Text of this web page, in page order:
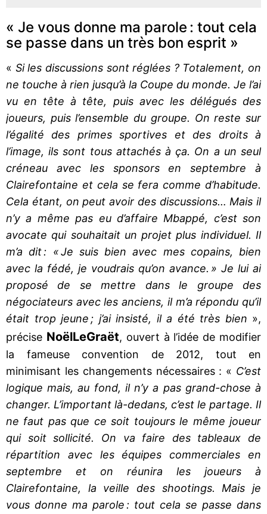
« Je vous donne ma parole : tout cela
se passe dans un très bon esprit »
« Si les discussions sont réglées ? Totalement, on
ne touche à rien jusqu’à la Coupe du monde. Je l’ai
vu en tête à tête, puis avec les délégués des
joueurs, puis l’ensemble du groupe. On reste sur
l’égalité des primes sportives et des droits à
l’image, ils sont tous attachés à ça. On a un seul
créneau avec les sponsors en septembre à
Clairefontaine et cela se fera comme d’habitude.
Cela étant, on peut avoir des discussions… Mais il
n’y a même pas eu d’affaire Mbappé, c’est son
avocate qui souhaitait un projet plus individuel. Il
m’a dit : « Je suis bien avec mes copains, bien
avec la fédé, je voudrais qu’on avance. » Je lui ai
proposé de se mettre dans le groupe des
négociateurs avec les anciens, il m’a répondu qu’il
était trop jeune ; j’ai insisté, il a été très bien »,
précise NoëlLeGraët, ouvert à l’idée de modifier
la fameuse convention de 2012, tout en
minimisant les changements nécessaires : « C’est
logique mais, au fond, il n’y a pas grand-chose à
changer. L’important là-dedans, c’est le partage. Il
ne faut pas que ce soit toujours le même joueur
qui soit sollicité. On va faire des tableaux de
répartition avec les équipes commerciales en
septembre et on réunira les joueurs à
Clairefontaine, la veille des shootings. Mais je
vous donne ma parole : tout cela se passe dans